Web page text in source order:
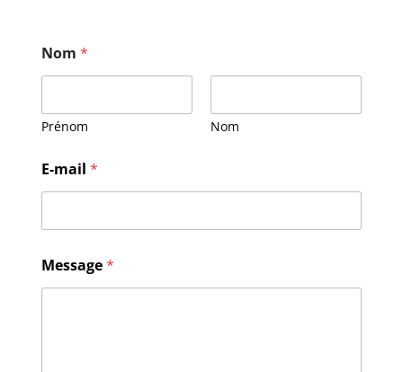
Nom *
Prénom Nom
E-mail *
e
s
Message*